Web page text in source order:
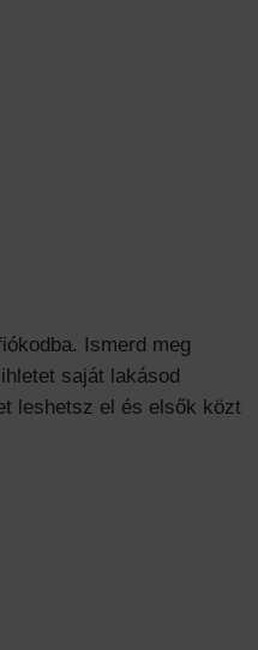
Ismerd meg
saját lakásod
leshetsz el és elsők közt